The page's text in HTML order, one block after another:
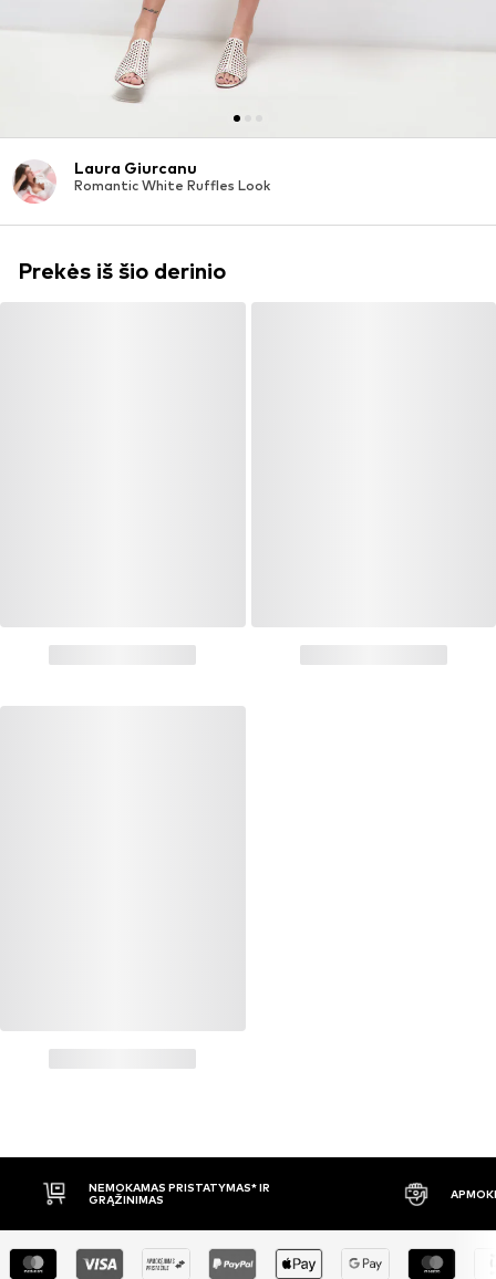
Laura Giurcanu
Romantic White Ruffles Look
Prekės iš šio derinio
NEMOKAMAS PRISTATYMAS* IR
GRĄŽINIMAS